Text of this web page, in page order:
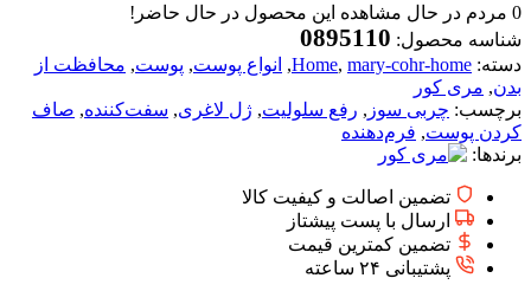
0 مردم در حال مشاهده این محصول در حال حاضر!
شناسه محصول: 0895110
دسته: Home, mary-cohr-home
, انواع پوست, پوست, محافظت از
بدن, مری کور
برچسب: چربی سوز , رفع سلولیت, ژل لاغری, سفت‌کننده, صاف
کردن پوست, فرم‌دهنده
برندها:
تضمین اصالت و کیفیت کالا
ارسال با پست پیشتاز
تضمین کمترین قیمت
پشتیبانی ۲۴ ساعته